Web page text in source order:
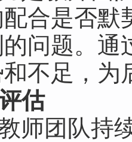
合是否
问题。
不足，为
估
师团队持